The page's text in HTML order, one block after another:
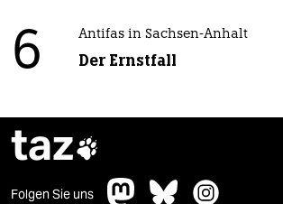
6 Antifas in Sachsen-Anhalt
Der Ernstfall
taz
Folgen Sie uns